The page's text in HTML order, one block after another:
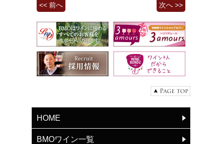
<< 前へ 次へ >>
HOME
BMOワイン一覧